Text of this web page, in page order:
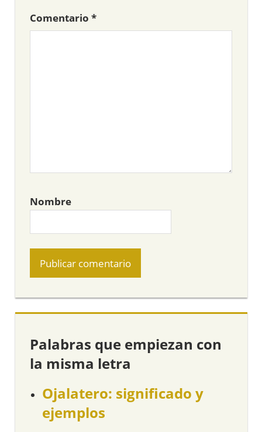
Comentario *
Nombre
Palabras que empiezan con
la misma letra
Ojalatero: significado y
ejemplos